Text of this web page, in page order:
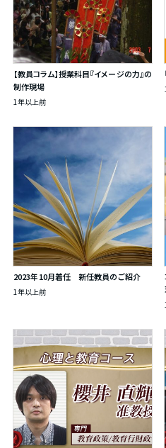
【教員コラム】授業科目『イメージの力』の
制作現場
1年以上前
2023年10月着任 新任教員のご紹介
1年以上前